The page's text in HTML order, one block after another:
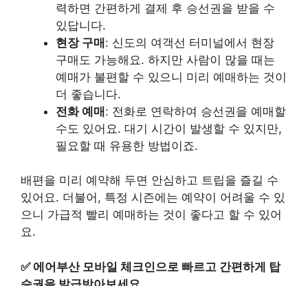
력하면 간편하게 결제 후 승선권을 받을 수
있답니다.
현장 구매: 신도의 여객선 터미널에서 현장
구매도 가능해요. 하지만 사람이 많을 때는
예매가 불편할 수 있으니 미리 예매하는 것이
더 좋습니다.
전화 예매: 전화로 연락하여 승선권을 예매할
수도 있어요. 대기 시간이 발생할 수 있지만,
필요할 때 유용한 방법이죠.
배편을 미리 예약해 두면 안심하고 트립을 즐길 수
있어요. 더불어, 특정 시즌에는 예약이 어려울 수 있
으니 가급적 빨리 예매하는 것이 좋다고 할 수 있어
요.
✅ 에어부산 모바일 체크인으로 빠르고 간편하게 탑